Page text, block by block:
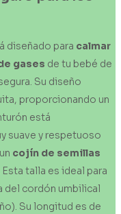
diseñado para calmar
gases de tu bebé de
Su diseño
proporcionando un
está
suave y respetuoso
cojín de semillas
talla es ideal para
del cordón umbilical
Su longitud es de